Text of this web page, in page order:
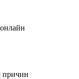
причин